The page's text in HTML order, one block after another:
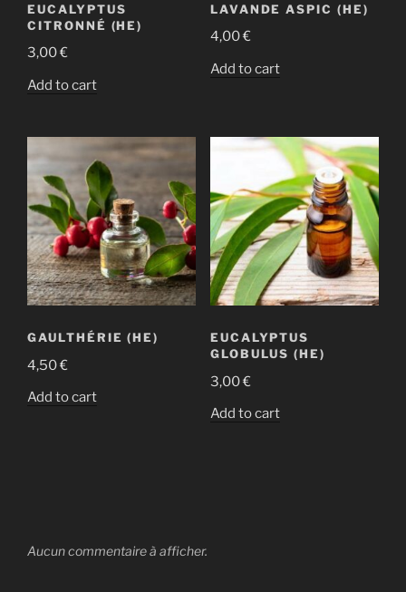
EUCALYPTUS
CITRONNÉ (HE)
3,00€
Add to cart
LAVANDE ASPIC (HE)
4,00€
Add to cart
GAULTHÉRIE (HE)
4,50€
Add to cart
EUCALYPTUS
GLOBULUS (HE)
3,00€
Add to cart
Aucun commentaire à afficher.